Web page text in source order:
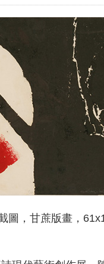
圖，甘蔗版畫，